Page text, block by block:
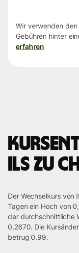
Wir verwenden
Gebühren hinter
erfahren
ILS zu
Der Wechselkurs von
Tagen ein Hoch von
der durchschnittliche
0,2670. Die
betrug 0.99.